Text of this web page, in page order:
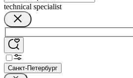
technical specialist
Санкт-Петербург